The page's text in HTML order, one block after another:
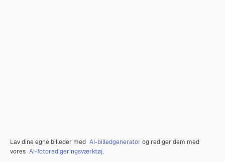
Lav dine egne billeder med AI-billedgenerator og rediger dem med
vores AI-fotoredigeringsværktøj.